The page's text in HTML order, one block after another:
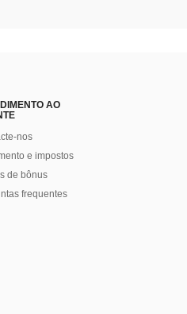
AO
nos
e impostos
de bônus
frequentes